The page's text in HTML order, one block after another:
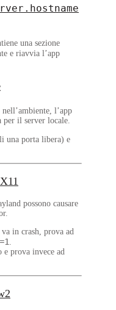
una sezione
e riavvia l’app
l’app
per il server locale.
una porta libera) e
possono causare
in crash, prova ad
prova invece ad